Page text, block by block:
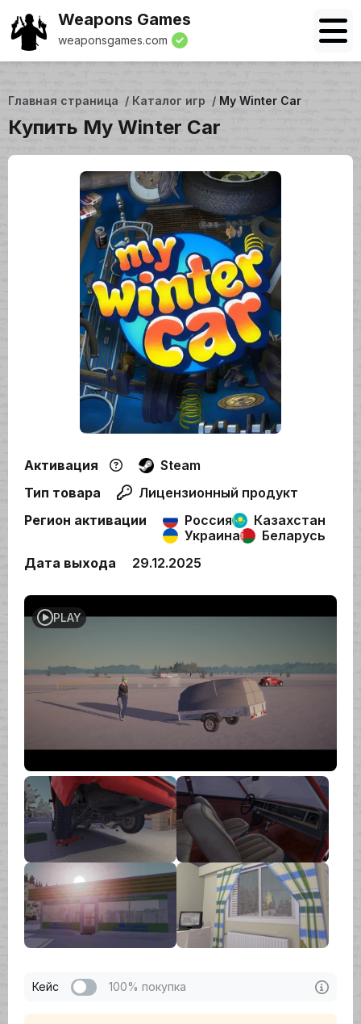
Weapons Games
weaponsgames.com
Главная страница Каталог игр My Winter Car
Купить My Winter Car
Активация
Steam
Тип товара
Лицензионный продукт
Регион активации
Россия
Казахстан
Украина
Беларусь
Дата выхода
29.12.2025
PLAY
Кейс 100% покупка